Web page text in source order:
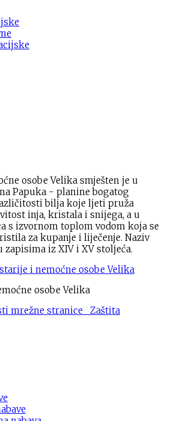
osobe Velika smješten je u
Papuka - planine bogatog
bilja koje ljeti pruža
inja, kristala i snijega, a u
s izvornom toplom vodom koja se
za kupanje i liječenje. Naziv
zapisima iz XIV i XV stoljeća.
i nemoćne osobe Velika
osobe Velika
mrežne stranice Zaštita